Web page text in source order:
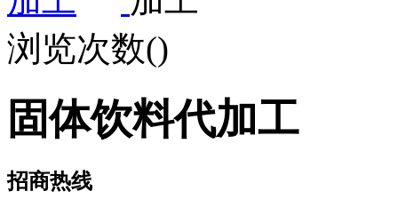
浏览次数()
固体饮料代加工
招商热线